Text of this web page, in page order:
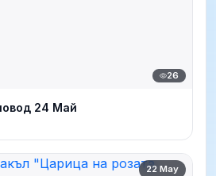
26
24 Май
22 May